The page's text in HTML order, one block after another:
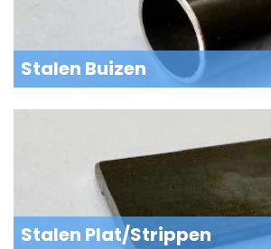
Stalen Buizen
Stalen Plat/Strippen